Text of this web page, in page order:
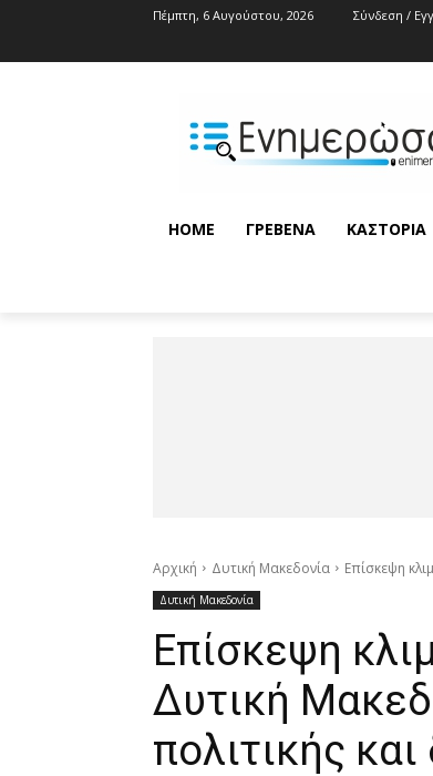
Πέμπτη, 6 Αυγούστου, 2026 Σύνδεση /
HOME ΓΡΕΒΕΝΆ ΚΑΣΤΟΡΙΆ
Αρχική Δυτική Μακεδονία Επίσκεψη
Δυτική Μακεδονία
Επίσκεψη
Δυτική
πολιτικής